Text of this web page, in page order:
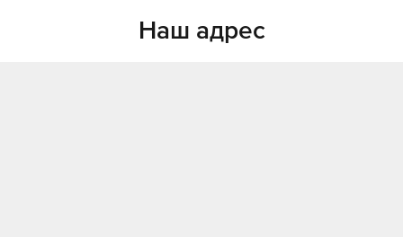
Наш адрес